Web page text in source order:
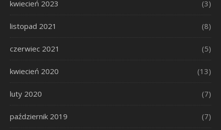
kwiecień 2023 (3)
listopad 2021 (8)
czerwiec 2021 (5)
kwiecień 2020 (13)
luty 2020 (7)
październik 2019 (7)